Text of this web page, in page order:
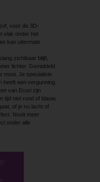
voor de 3D-
vlak onder het
kan uitermate
zichtbaar blijft,
lichter. Gemiddeld
mooi. Je specialiste
heeft een vergunning
van Ecuri zijn
tijd niet rood of blauw.
of je nu lacht of
Nooit meer
onder alle